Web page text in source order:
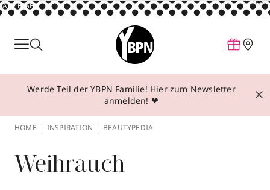
ANZEIGE
Parfum
Make-up
Behandlungen
Über YBPN
Werde Teil der YBPN Familie! Hier zum Newsletter
anmelden! ❤
HOME INSPIRATION BEAUTYPEDIA
Weihrauch